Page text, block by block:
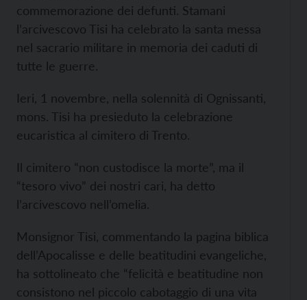
commemorazione dei defunti. Stamani
l’arcivescovo Tisi ha celebrato la santa messa
nel sacrario militare in memoria dei caduti di
tutte le guerre.
Ieri, 1 novembre, nella solennità di Ognissanti,
mons. Tisi ha presieduto la celebrazione
eucaristica al cimitero di Trento.
Il cimitero “non custodisce la morte”, ma il
“tesoro vivo” dei nostri cari, ha detto
l’arcivescovo nell’omelia.
Monsignor Tisi, commentando la pagina biblica
dell’Apocalisse e delle beatitudini evangeliche,
ha sottolineato che “felicità e beatitudine non
consistono nel piccolo cabotaggio di una vita